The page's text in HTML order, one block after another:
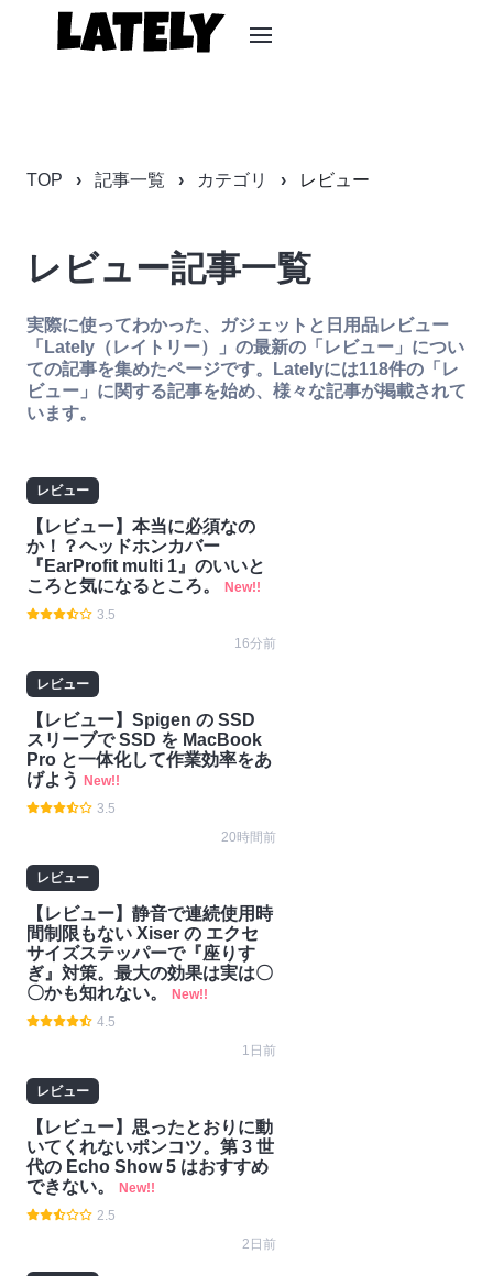
TOP 記事一覧 カテゴリ レビュー
レビュー記事一覧
実際に使ってわかった、ガジェットと日用品レビュー
「Lately（レイトリー）」の最新の「レビュー」につい
ての記事を集めたページです。Latelyには118件の「レ
ビュー」に関する記事を始め、様々な記事が掲載されて
います。
レビュー
【レビュー】本当に必須なの
か！？ヘッドホンカバー
『EarProfit multi 1』のいいと
ころと気になるところ。
New!!
3.5
16分前
レビュー
【レビュー】Spigen の SSD
スリーブで SSD を MacBook
Pro と一体化して作業効率をあ
げよう
New!!
3.5
20時間前
レビュー
【レビュー】静音で連続使用時
間制限もない Xiser の エクセ
サイズステッパーで『座りす
ぎ』対策。最大の効果は実は〇
〇かも知れない。
New!!
4.5
1日前
レビュー
【レビュー】思ったとおりに動
いてくれないポンコツ。第 3 世
代の Echo Show 5 はおすすめ
できない。
New!!
2.5
2日前